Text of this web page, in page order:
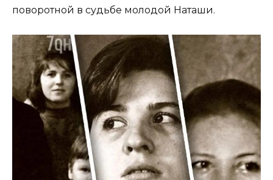
поворотной в судьбе молодой Наташи.